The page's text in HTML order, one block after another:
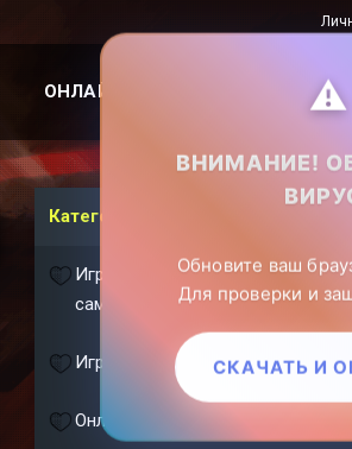
ОНЛАЙН ИГРЫ ПОИСК ПО
Категории
Игры про
самолеты
Игры с
Игры с танками
Онлайн шутеры
⚠️
ВНИМАНИЕ!
Обновите ваш
Для проверки и
СКАЧАТЬ И